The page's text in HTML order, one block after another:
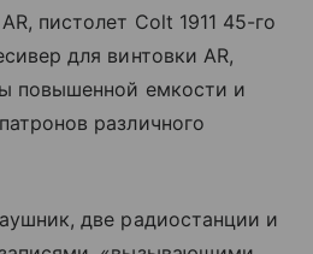
пистолет Colt 1911 45-го
для винтовки AR,
повышенной емкости и
различного
две радиостанции и